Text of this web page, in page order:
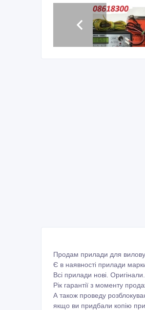
Продам прилади для вилову
Є в наявності прилади
Всі прилади нові.
Рік гарантії з моменту
А також проведу
якщо ви придбали копію